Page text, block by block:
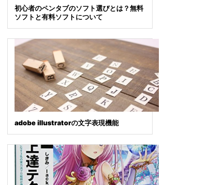
初心者のペンタブのソフト選びとは？無料
ソフトと有料ソフトについて
adobe illustratorの文字表現機能